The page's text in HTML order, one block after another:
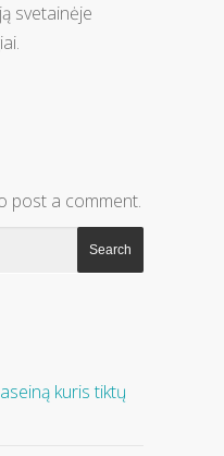
svetainėje
post a comment.
kuris tiktų